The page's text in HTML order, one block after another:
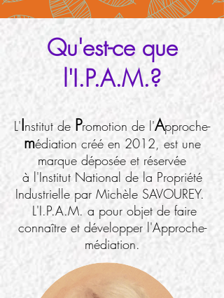
Qu'est-ce que
l'I.P.A.M.?
L'Institut de Promotion de l'Approche-
médiation créé en 2012, est une
marque déposée et réservée
à l'Institut National de la Propriété
Industrielle par Michèle SAVOUREY.
L'I.P.A.M. a pour objet de faire
connaître et développer l'Approche-
médiation.